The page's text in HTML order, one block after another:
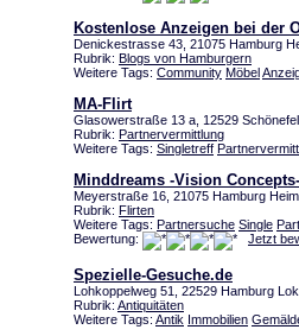
Kostenlose Anzeigen bei der
Denickestrasse 43, 21075 Hamburg
Rubrik: Blogs von Hamburgern
Weitere Tags: Community Möbel
MA-Flirt
Glasowerstraße 13 a, 12529
Rubrik: Partnervermittlung
Weitere Tags: Singletreff
Minddreams -Vision
Meyerstraße 16, 21075 Hamburg
Rubrik: Flirten
Weitere Tags: Partnersuche Single
Bewertung:
Jetzt
Spezielle-Gesuche.de
Lohkoppelweg 51, 22529 Hamburg
Rubrik: Antiquitäten
Weitere Tags: Antik Immobilien